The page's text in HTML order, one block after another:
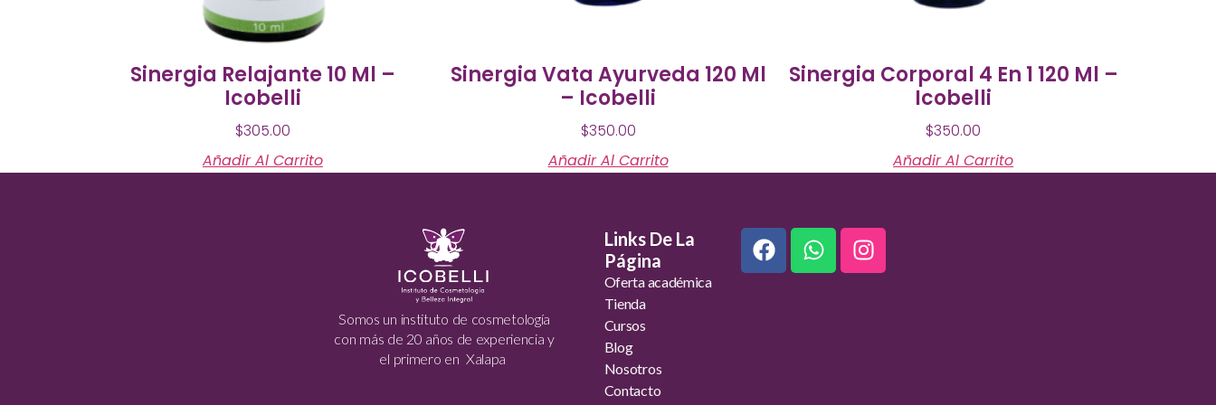
Sinergia Relajante 10 Ml –
Icobelli
$305.00
Añadir Al Carrito
Sinergia Vata Ayurveda 120 Ml
– Icobelli
$350.00
Añadir Al Carrito
Sinergia Corporal 4 En 1 120 Ml –
Icobelli
$350.00
Añadir Al Carrito
Somos un instituto de cosmetología
con más de 20 años de experiencia y
el primero en Xalapa
Links De La
Página
Oferta académica
Tienda
Cursos
Blog
Nosotros
Contacto